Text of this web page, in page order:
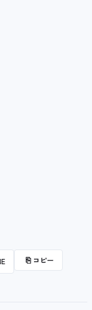
⎘ コピー